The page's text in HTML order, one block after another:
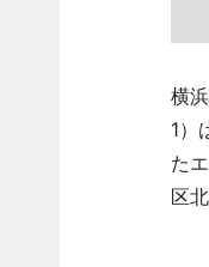
横
1）
た
区